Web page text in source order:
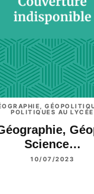
POLITIQUES AU LYCÉE
Science…
10/07/2023